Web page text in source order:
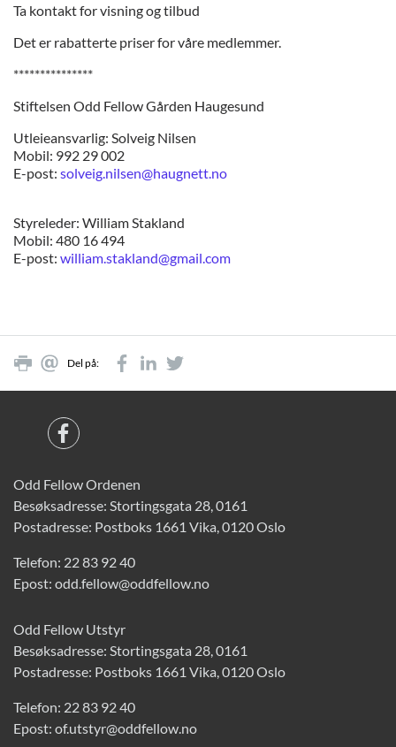
Ta kontakt for visning og tilbud
Det er rabatterte priser for våre medlemmer.
***************
Stiftelsen Odd Fellow Gården Haugesund
Utleieansvarlig: Solveig Nilsen
Mobil: 992 29 002
E-post: solveig.nilsen@haugnett.no
Styreleder: William Stakland
Mobil: 480 16 494
E-post: william.stakland@gmail.com
Del på:
Odd Fellow Ordenen
Besøksadresse: Stortingsgata 28, 0161
Postadresse: Postboks 1661 Vika, 0120 Oslo
Telefon: 22 83 92 40
Epost: odd.fellow@oddfellow.no
Odd Fellow Utstyr
Besøksadresse: Stortingsgata 28, 0161
Postadresse: Postboks 1661 Vika, 0120 Oslo
Telefon: 22 83 92 40
Epost: of.utstyr@oddfellow.no